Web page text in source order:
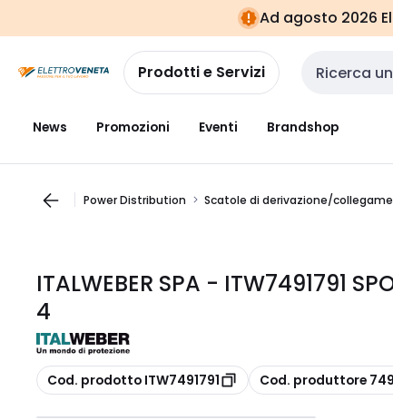
navigazionealla
pagina
Ad agosto 2026
Prodotti e Servizi Cerca input
News Promozioni Eventi Brandshop
Power Distribution Scatole di derivazione/
ITALWEBER SPA - ITW7491791
4
copia
Cod. prodotto ITW7491791 copia
Cod. produttore